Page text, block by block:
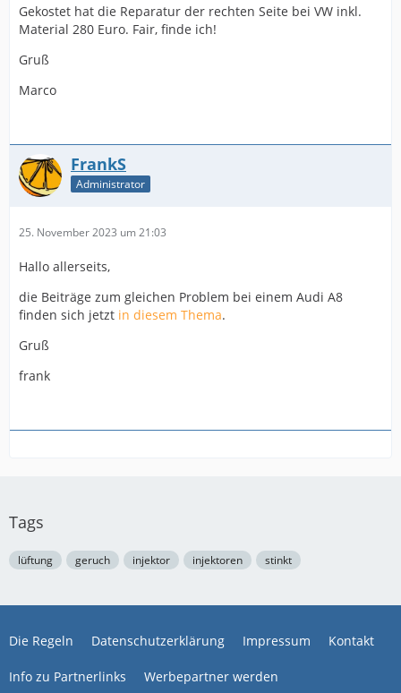
Gekostet hat die Reparatur der rechten Seite bei VW inkl.
Material 280 Euro. Fair, finde ich!
Gruß
Marco
FrankS
Administrator
25. November 2023 um 21:03
Hallo allerseits,
die Beiträge zum gleichen Problem bei einem Audi A8
finden sich jetzt in diesem Thema.
Gruß
frank
Tags
lüftung geruch injektor injektoren stinkt
Die Regeln Datenschutzerklärung Impressum Kontakt
Info zu Partnerlinks Werbepartner werden